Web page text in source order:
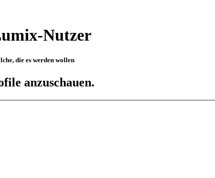
Nutzer
die es werden wollen
anzuschauen.